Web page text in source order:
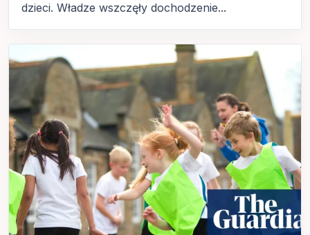
dzieci. Władze wszczęły dochodzenie...